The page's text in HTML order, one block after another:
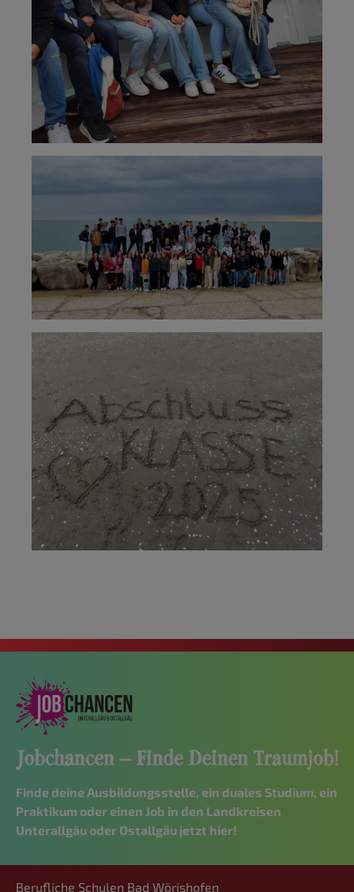
Finde deine Ausbildungsstelle, ein duales Studium, ein
Praktikum oder einen Job in den Landkreisen
Unterallgäu oder Ostallgäu jetzt hier!
Berufliche Schulen Bad Wörishofen